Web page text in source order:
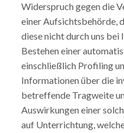
Widerspruch gegen die
einer Aufsichtsbehörde,
diese nicht durch uns bei
Bestehen einer
einschließlich Profiling
Informationen über die
betreffende Tragweite
Auswirkungen einer
auf Unterrichtung,